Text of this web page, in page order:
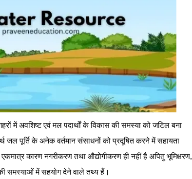
में अवशिष्ट एवं मल पदार्थों के विकास की समस्या को जटिल बना
जल पूर्ति के अनेक वर्तमान संसाधनों को प्रदूषित करने में सहायता
कारण नगरीकरण तथा औद्योगीकरण ही नहीं है अपितु भूमिक्षरण,
समस्याओं में सहयोग देने वाले तथ्य हैं।